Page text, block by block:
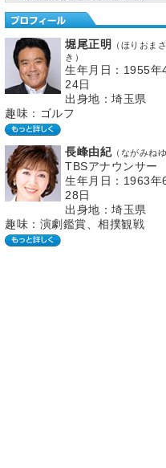
堀尾正明
（ほりおま
き）
生年月日：1955年
24日
出身地：埼玉県
趣味：ゴルフ
長峰由紀（ながみねゆ
TBSアナウンサー
生年月日：1963年
28日
出身地：埼玉県
趣味：演劇鑑賞、相撲観戦